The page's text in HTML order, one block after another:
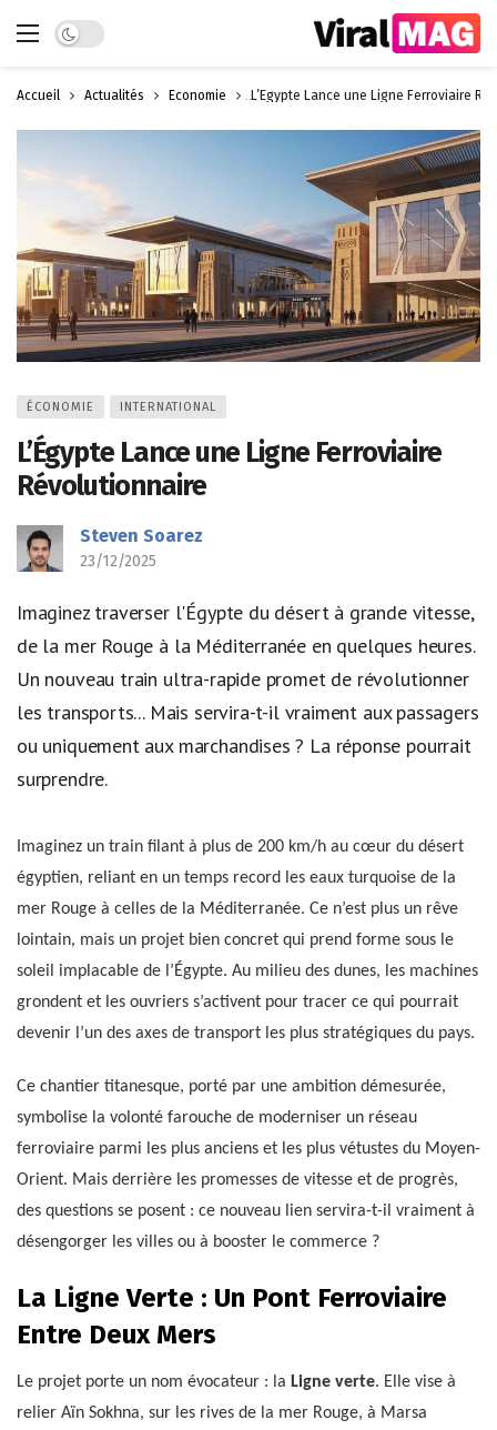
Dark mode
Accueil Actualités Économie L’Égypte Lance une Ligne Ferroviaire
ÉCONOMIE INTERNATIONAL
L’Égypte Lance une Ligne Ferroviaire
Révolutionnaire
Steven Soarez
23/12/2025
Imaginez traverser l'Égypte du désert à grande vitesse,
de la mer Rouge à la Méditerranée en quelques heures.
Un nouveau train ultra-rapide promet de révolutionner
les transports... Mais servira-t-il vraiment aux passagers
ou uniquement aux marchandises ? La réponse pourrait
surprendre.
Imaginez un train filant à plus de 200 km/h au cœur du désert
égyptien, reliant en un temps record les eaux turquoise de la
mer Rouge à celles de la Méditerranée. Ce n’est plus un rêve
lointain, mais un projet bien concret qui prend forme sous le
soleil implacable de l’Égypte. Au milieu des dunes, les machines
grondent et les ouvriers s’activent pour tracer ce qui pourrait
devenir l’un des axes de transport les plus stratégiques du pays.
Ce chantier titanesque, porté par une ambition démesurée,
symbolise la volonté farouche de moderniser un réseau
ferroviaire parmi les plus anciens et les plus vétustes du Moyen-
Orient. Mais derrière les promesses de vitesse et de progrès,
des questions se posent : ce nouveau lien servira-t-il vraiment à
désengorger les villes ou à booster le commerce ?
La Ligne Verte : Un Pont Ferroviaire
Entre Deux Mers
Le projet porte un nom évocateur : la Ligne verte. Elle vise à
relier Aïn Sokhna, sur les rives de la mer Rouge, à Marsa